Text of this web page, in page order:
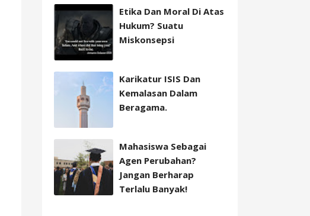
Etika Dan Moral Di Atas
Hukum? Suatu
Miskonsepsi
Karikatur ISIS Dan
Kemalasan Dalam
Beragama.
Mahasiswa Sebagai
Agen Perubahan?
Jangan Berharap
Terlalu Banyak!